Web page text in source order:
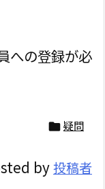
への登録が必
 疑問
by投稿者